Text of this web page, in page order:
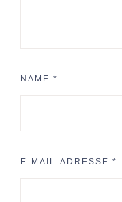
NAME *
E-MAIL-ADRESSE *